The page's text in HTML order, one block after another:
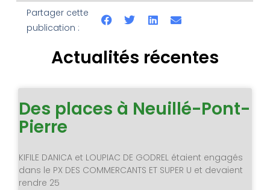
Partager cette
publication :
Actualités récentes
Des places à Neuillé-Pont-
Pierre
KIFILE DANICA et LOUPIAC DE GODREL étaient engagés
dans le PX DES COMMERCANTS ET SUPER U et devaient
rendre 25